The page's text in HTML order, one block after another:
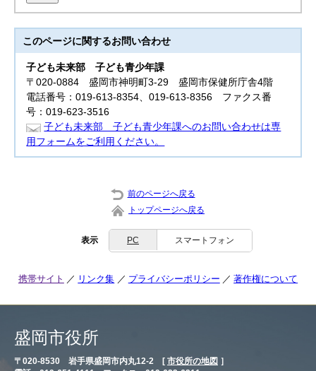
このページに関するお問い合わせ
子ども未来部子ども青少年課
〒020-0884 盛岡市神明町3-29 盛岡市保健所庁舎4階
電話番号：019-613-8354、019-613-8356 ファクス番
号：019-623-3516
子ども未来部 子ども青少年課へのお問い合わせは専
用フォームをご利用ください。
前のページへ戻る
トップページへ戻る
表示 PC スマートフォン
携帯サイト リンク集 プライバシーポリシー 著作権について
盛岡市役所
〒020-8530 岩手県盛岡市内丸12-2 [ 市役所の地図 ］